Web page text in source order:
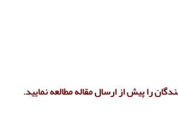
را پیش از ارسال مقاله مطالعه نمایید.